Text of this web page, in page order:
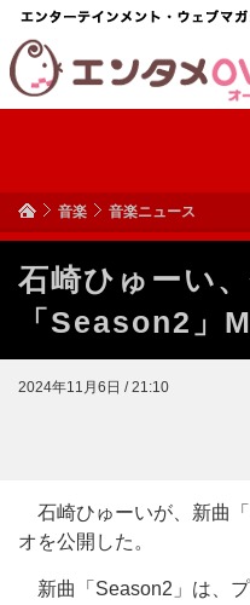
音楽 音楽ニュース
石崎ひゅーい
「Season2」
2024年11月6日 / 21:10
石崎ひゅーいが、新曲
オを公開した。
新曲「Season2」は、